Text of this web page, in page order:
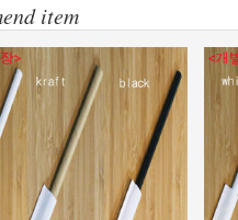
item